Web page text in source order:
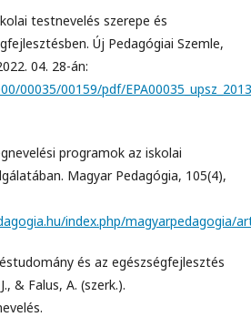
testnevelés szerepe és
Új Pedagógiai Szemle,
04. 28-án:
00035/00159/pdf/
programok az iskolai
Magyar Pedagógia, 105(4),
index.php/magyarpedagogia/
és az egészségfejlesztés
& Falus, A. (szerk.).